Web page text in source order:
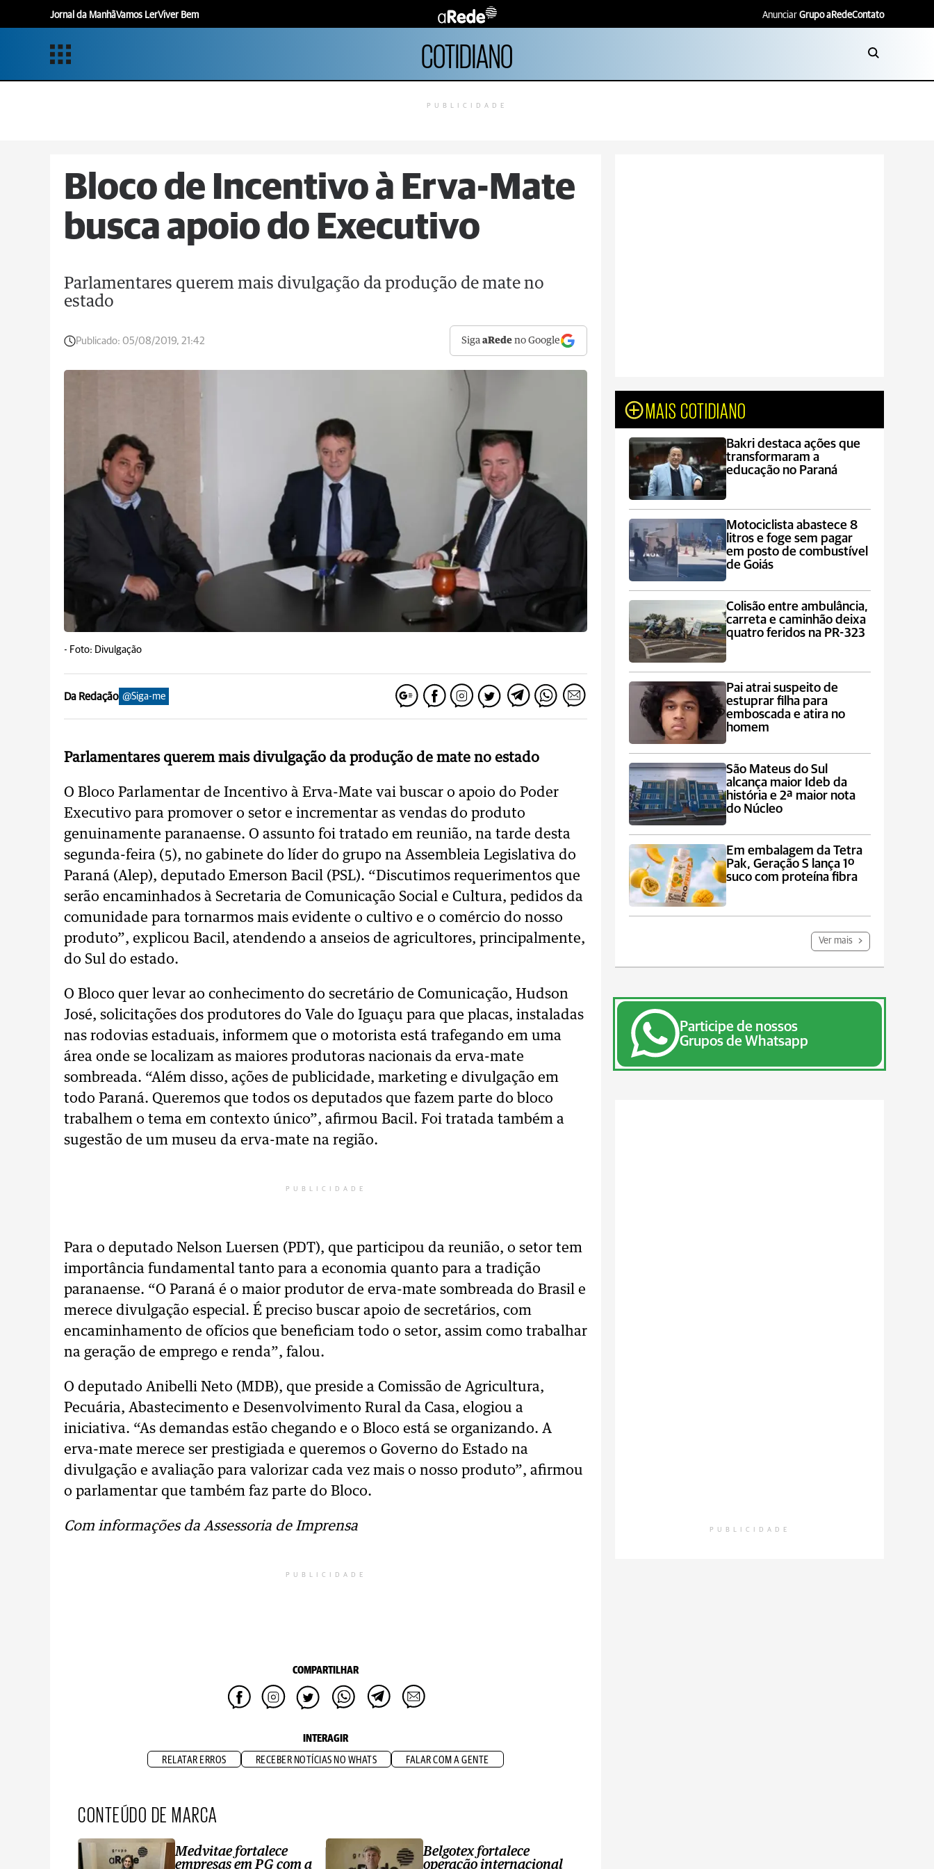
Jornal da ManhãVamos LerViver Bem Anunciar Grupo aRedeContato
COTIDIANO
PUBLICIDADE
Bloco de Incentivo à Erva-Mate
busca apoio do Executivo
Parlamentares querem mais divulgação da produção de mate no
estado
Publicado: 05/08/2019, 21:42 SigaaRede no Google
- Foto: Divulgação
Da Redação @Siga-me
Parlamentares querem mais divulgação da produção de mate no estado
O Bloco Parlamentar de Incentivo à Erva-Mate vai buscar o apoio do Poder
Executivo para promover o setor e incrementar as vendas do produto
genuinamente paranaense. O assunto foi tratado em reunião, na tarde desta
segunda-feira (5), no gabinete do líder do grupo na Assembleia Legislativa do
Paraná (Alep), deputado Emerson Bacil (PSL). “Discutimos requerimentos que
serão encaminhados à Secretaria de Comunicação Social e Cultura, pedidos da
comunidade para tornarmos mais evidente o cultivo e o comércio do nosso
produto”, explicou Bacil, atendendo a anseios de agricultores, principalmente,
do Sul do estado.
O Bloco quer levar ao conhecimento do secretário de Comunicação, Hudson
José, solicitações dos produtores do Vale do Iguaçu para que placas, instaladas
nas rodovias estaduais, informem que o motorista está trafegando em uma
área onde se localizam as maiores produtoras nacionais da erva-mate
sombreada. “Além disso, ações de publicidade, marketing e divulgação em
todo Paraná. Queremos que todos os deputados que fazem parte do bloco
trabalhem o tema em contexto único”, afirmou Bacil. Foi tratada também a
sugestão de um museu da erva-mate na região.
PUBLICIDADE
Para o deputado Nelson Luersen (PDT), que participou da reunião, o setor tem
importância fundamental tanto para a economia quanto para a tradição
paranaense. “O Paraná é o maior produtor de erva-mate sombreada do Brasil e
merece divulgação especial. É preciso buscar apoio de secretários, com
encaminhamento de ofícios que beneficiam todo o setor, assim como trabalhar
na geração de emprego e renda”, falou.
O deputado Anibelli Neto (MDB), que preside a Comissão de Agricultura,
Pecuária, Abastecimento e Desenvolvimento Rural da Casa, elogiou a
iniciativa. “As demandas estão chegando e o Bloco está se organizando. A
erva-mate merece ser prestigiada e queremos o Governo do Estado na
divulgação e avaliação para valorizar cada vez mais o nosso produto”, afirmou
o parlamentar que também faz parte do Bloco.
Com informações da Assessoria de Imprensa
PUBLICIDADE
COMPARTILHAR
INTERAGIR
RELATAR ERROS RECEBER NOTÍCIAS NO WHATS FALAR COM A GENTE
CONTEÚDO DE MARCA
Medvitae fortalece
empresas em PG com a
Belgotex fortalece
operação internacional
MAIS COTIDIANO
Bakri destaca ações que
transformaram a
educação no Paraná
Motociclista abastece 8
litros e foge sem pagar
em posto de combustível
de Goiás
Colisão entre ambulância,
carreta e caminhão deixa
quatro feridos na PR-323
Pai atrai suspeito de
estuprar filha para
emboscada e atira no
homem
São Mateus do Sul
alcança maior Ideb da
história e 2ª maior nota
do Núcleo
Em embalagem da Tetra
Pak, Geração S lança 1º
suco com proteína fibra
Ver mais
Participe de nossos
Grupos de Whatsapp
PUBLICIDADE